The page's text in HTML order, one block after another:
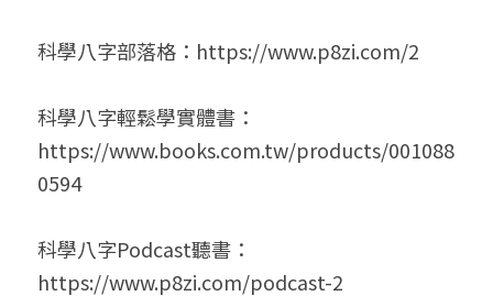
科學八字部落格：https://www.p8zi.com/2
科學八字輕鬆學實體書：
https://www.books.com.tw/products/001088
0594
科學八字Podcast聽書：
https://www.p8zi.com/podcast-2